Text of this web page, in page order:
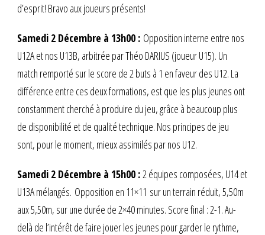
d’esprit! Bravo aux joueurs présents!
Samedi 2 Décembre à 13h00 : Opposition interne entre nos
U12A et nos U13B, arbitrée par Théo DARIUS (joueur U15). Un
match remporté sur le score de 2 buts à 1 en faveur des U12. La
différence entre ces deux formations, est que les plus jeunes ont
constamment cherché à produire du jeu, grâce à beaucoup plus
de disponibilité et de qualité technique. Nos principes de jeu
sont, pour le moment, mieux assimilés par nos U12.
Samedi 2 Décembre à 15h00 : 2 équipes composées, U14 et
U13A mélangés. Opposition en 11×11 sur un terrain réduit, 5,50m
aux 5,50m, sur une durée de 2×40 minutes. Score final : 2-1. Au-
delà de l’intérêt de faire jouer les jeunes pour garder le rythme,